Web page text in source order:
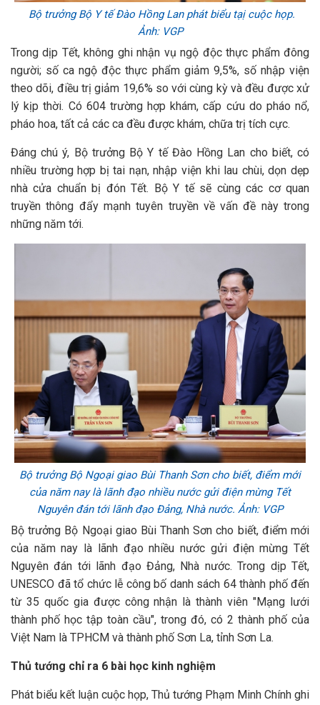
Bộ trưởng Bộ Y tế Đào Hồng Lan phát biểu tạị cuộc họp.
Ảnh: VGP
Trong dịp Tết, không ghi nhận vụ ngộ độc thực phẩm đông
người; số ca ngộ độc thực phẩm giảm 9,5%, số nhập viện
theo dõi, điều trị giảm 19,6% so với cùng kỳ và đều được xử
lý kịp thời. Có 604 trường hợp khám, cấp cứu do pháo nổ,
pháo hoa, tất cả các ca đều được khám, chữa trị tích cực.
Đáng chú ý, Bộ trưởng Bộ Y tế Đào Hồng Lan cho biết, có
nhiều trường hợp bị tai nạn, nhập viện khi lau chùi, dọn dẹp
nhà cửa chuẩn bị đón Tết. Bộ Y tế sẽ cùng các cơ quan
truyền thông đẩy mạnh tuyên truyền về vấn đề này trong
những năm tới.
Bộ trưởng Bộ Ngoại giao Bùi Thanh Sơn cho biết, điểm mới
của năm nay là lãnh đạo nhiều nước gửi điện mừng Tết
Nguyên đán tới lãnh đạo Đảng, Nhà nước. Ảnh: VGP
Bộ trưởng Bộ Ngoại giao Bùi Thanh Sơn cho biết, điểm mới
của năm nay là lãnh đạo nhiều nước gửi điện mừng Tết
Nguyên đán tới lãnh đạo Đảng, Nhà nước. Trong dịp Tết,
UNESCO đã tổ chức lễ công bố danh sách 64 thành phố đến
từ 35 quốc gia được công nhận là thành viên "Mạng lưới
thành phố học tập toàn cầu", trong đó, có 2 thành phố của
Việt Nam là TPHCM và thành phố Sơn La, tỉnh Sơn La.
Thủ tướng chỉ ra 6 bài học kinh nghiệm
Phát biểu kết luận cuộc họp, Thủ tướng Phạm Minh Chính ghi